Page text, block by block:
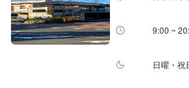
9:00 ~
日曜・祝